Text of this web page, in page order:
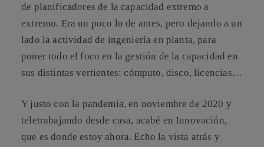
de planificadores de la capacidad extremo a
extremo. Era un poco lo de antes, pero dejando a un
lado la actividad de ingeniería en planta, para
poner todo el foco en la gestión de la capacidad en
sus distintas vertientes: cómputo, disco, licencias…
Y justo con la pandemia, en noviembre de 2020 y
teletrabajando desde casa, acabé en Innovación,
que es donde estoy ahora. Echo la vista atrás y